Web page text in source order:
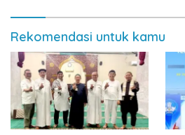
Rekomendasi untuk kamu